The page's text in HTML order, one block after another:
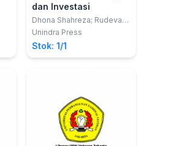
dan Investasi
Dhona Shahreza; Rudeva
Juniawaty
Unindra Press
Stok: 1/1